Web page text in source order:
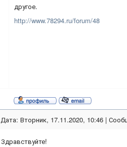
другое.
http://www.78294.ru/forum/48
Дата: Вторник, 17.11.2020, 10:46 |
Здравствуйте!